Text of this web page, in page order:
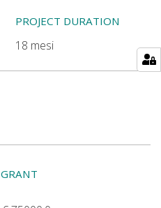
PROJECT DURATION
18 mesi
GRANT